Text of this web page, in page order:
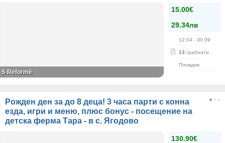
15.00€
29.34лв
12.04 - 30.09
13 грабнати
Пловдив
S Reformè
Рожден ден за до 8 деца! 3 часа парти с конна
езда, игри и меню, плюс бонус - посещение на
детска ферма Тара - в с. Ягодово
130.90€